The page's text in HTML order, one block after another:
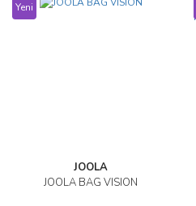
Yeni
JOOLA
JOOLA BAG VISION